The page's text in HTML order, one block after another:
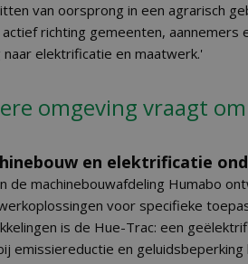
van oorsprong in een agrarisch
richting gemeenten, aannemers
naar elektrificatie en maatwerk.'
omgeving vraagt
en elektrificatie
de machinebouwafdeling Humabo
voor specifieke
is de Hue-Trac: een
emissiereductie en geluidsbeperking